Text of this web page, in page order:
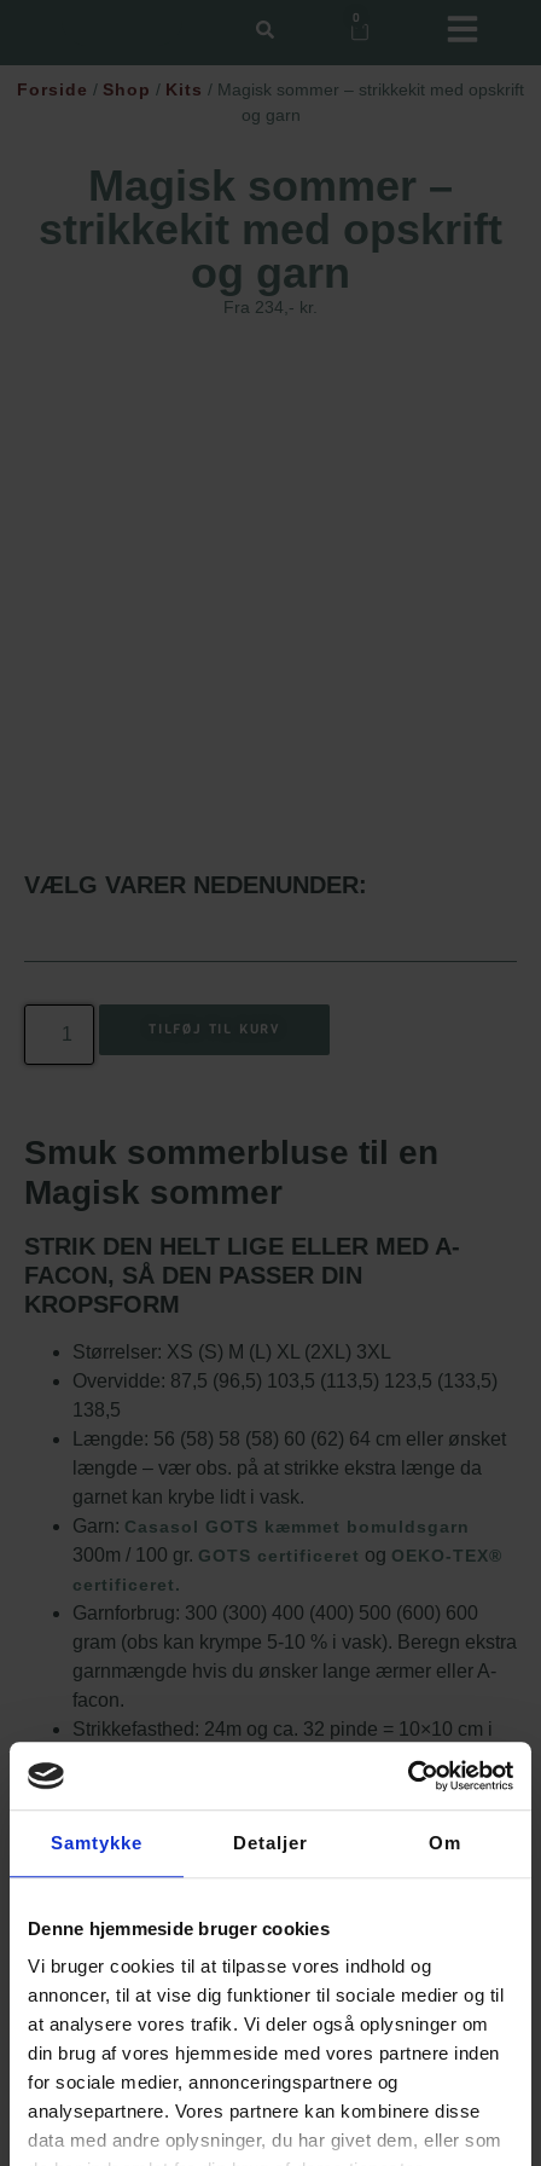
Samtykke Detaljer Om
Denne hjemmeside bruger cookies
Vi bruger cookies til at tilpasse vores indhold og
annoncer, til at vise dig funktioner til sociale medier og til
at analysere vores trafik. Vi deler også oplysninger om
din brug af vores hjemmeside med vores partnere inden
for sociale medier, annonceringspartnere og
analysepartnere. Vores partnere kan kombinere disse
data med andre oplysninger, du har givet dem, eller som
0
Forside / Shop / Kits / Magisk sommer – strikkekit med opskrift
og garn
Magisk sommer –
strikkekit med opskrift
og garn
Fra 234,- kr.
VÆLG VARER NEDENUNDER:
TILFØJ TIL KURV
Smuk sommerbluse til en
Magisk sommer
STRIK DEN HELT LIGE ELLER MED A-
FACON, SÅ DEN PASSER DIN
KROPSFORM
Størrelser: XS (S) M (L) XL (2XL) 3XL
Overvidde: 87,5 (96,5) 103,5 (113,5) 123,5 (133,5)
138,5
Længde: 56 (58) 58 (58) 60 (62) 64 cm eller ønsket
længde – vær obs. på at strikke ekstra længe da
garnet kan krybe lidt i vask.
Garn: Casasol GOTS kæmmet bomuldsgarn
300m / 100 gr. GOTS certificeret og OEKO-TEX®
certificeret.
Garnforbrug: 300 (300) 400 (400) 500 (600) 600
gram (obs kan krympe 5-10 % i vask). Beregn ekstra
garnmængde hvis du ønsker lange ærmer eller A-
facon.
Strikkefasthed: 24m og ca. 32 pinde = 10×10 cm i
Anbefalet pind: Rundpinde 3 og 3,5mm 40 -80 cm –
evt. strømpepinde til ærmer
Blusen strikkes oppefra og ned, og kan strikkes helt lige
eller med A-facon. Halsen og ærmerne er indrammet af
med et fint hulmønster der giver nogle smukke linjer på
blusen. Selve blusen er glatstrikket, men ned langs
ærmerne er der et smukt hulmønster. Blusen er perfekt
sommerstrik til et bomuldsgarn med lidt tyngde i.
Opskriften koster 60,- kr. Prisen for opskriften er
inkluderet i den samlede pris.